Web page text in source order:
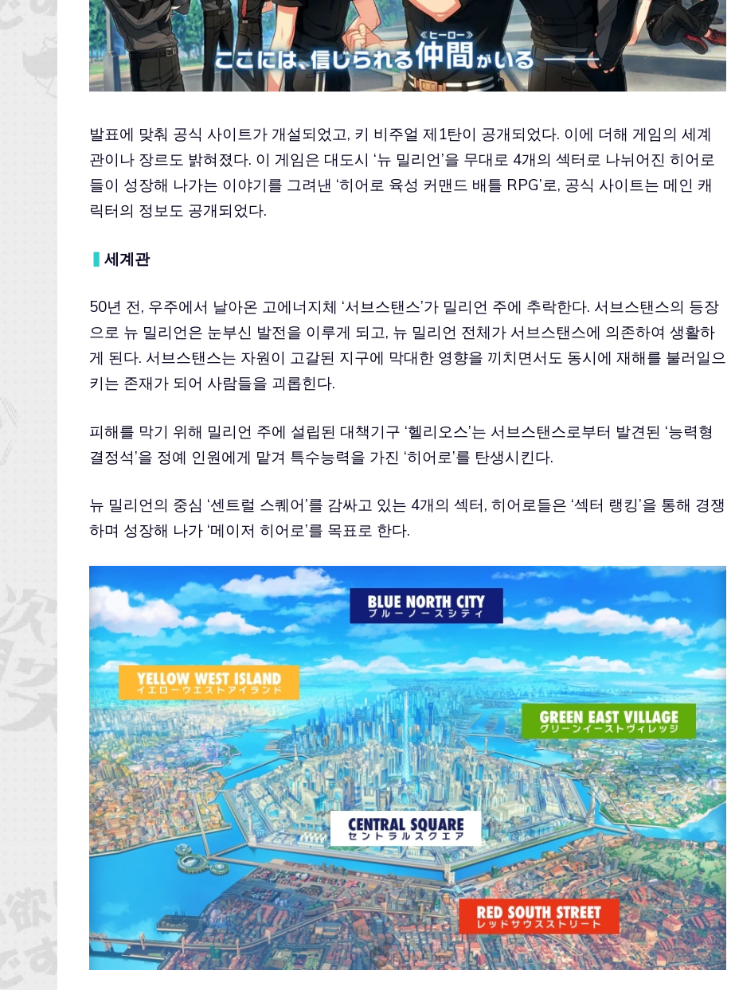
발표에 맞춰 공식 사이트가 개설되었고, 키 비주얼 제1탄이 공개되었다. 이에 더해 게임의 세계
관이나 장르도 밝혀졌다. 이 게임은 대도시 ‘뉴 밀리언’을 무대로 4개의 섹터로 나뉘어진 히어로
들이 성장해 나가는 이야기를 그려낸 ‘히어로 육성 커맨드 배틀 RPG’로, 공식 사이트는 메인 캐
릭터의 정보도 공개되었다.
▍ 세계관
50년 전, 우주에서 날아온 고에너지체 ‘서브스탠스’가 밀리언 주에 추락한다. 서브스탠스의 등장
으로 뉴 밀리언은 눈부신 발전을 이루게 되고, 뉴 밀리언 전체가 서브스탠스에 의존하여 생활하
게 된다. 서브스탠스는 자원이 고갈된 지구에 막대한 영향을 끼치면서도 동시에 재해를 불러일으
키는 존재가 되어 사람들을 괴롭힌다.
피해를 막기 위해 밀리언 주에 설립된 대책기구 ‘헬리오스’는 서브스탠스로부터 발견된 ‘능력형
결정석’을 정예 인원에게 맡겨 특수능력을 가진 ‘히어로’를 탄생시킨다.
뉴 밀리언의 중심 ‘센트럴 스퀘어’를 감싸고 있는 4개의 섹터, 히어로들은 ‘섹터 랭킹’을 통해 경쟁
하며 성장해 나가 ‘메이저 히어로’를 목표로 한다.